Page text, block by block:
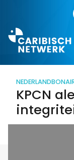
NEDERLAND
KPCN